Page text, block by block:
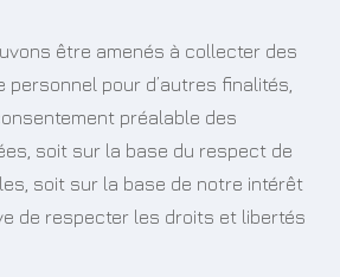
être amenés à collecter des
pour d’autres finalités,
préalable des
soit sur la base du respect de
soit sur la base de notre intérêt
de respecter les droits et libertés